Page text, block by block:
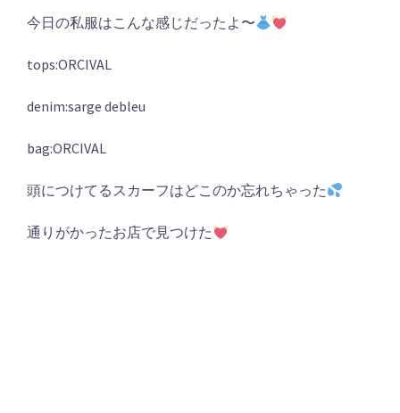
今日の私服はこんな感じだったよ〜
tops:ORCIVAL
denim:sarge debleu
bag:ORCIVAL
頭につけてるスカーフはどこのか忘れちゃった
通りがかったお店で見つけた